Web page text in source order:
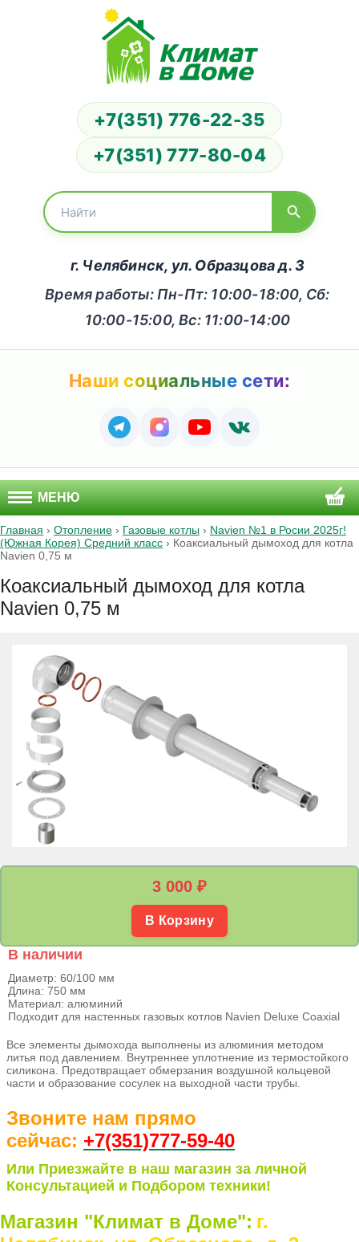
+7(351) 776-22-35
+7(351) 777-80-04
г. Челябинск, ул. Образцова д. 3
Время работы: Пн-Пт: 10:00-18:00, Сб:
10:00-15:00, Вс: 11:00-14:00
Наши социальные сети:
МЕНЮ
Главная › Отопление › Газовые котлы › Navien №1 в Росии 2025г!
(Южная Корея) Средний класс › Коаксиальный дымоход для котла
Navien 0,75 м
Коаксиальный дымоход для котла
Navien 0,75 м
3 000 ₽
В Корзину
В наличии
Диаметр: 60/100 мм
Длина: 750 мм
Материал: алюминий
Подходит для настенных газовых котлов Navien Deluxe Coaxial
Все элементы дымохода выполнены из алюминия методом
литья под давлением. Внутреннее уплотнение из термостойкого
силикона. Предотвращает обмерзания воздушной кольцевой
части и образование сосулек на выходной части трубы.
Звоните нам прямо
сейчас: +7(351)777-59-40
Или Приезжайте в наш магазин за личной
Консультацией и Подбором техники!
Магазин "Климат в Доме": г.